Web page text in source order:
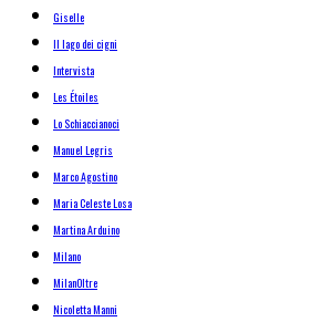
Giselle
Il lago dei cigni
Intervista
Les Étoiles
Lo Schiaccianoci
Manuel Legris
Marco Agostino
Maria Celeste Losa
Martina Arduino
Milano
MilanOltre
Nicoletta Manni